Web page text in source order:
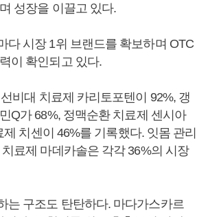
성장을 이끌고 있다.
다 시장 1위 브랜드를 확보하며 OTC
이 확인되고 있다.
비대 치료제 카리토포텐이 92%, 갱
Q가 68%, 정맥순환 치료제 센시아
제 치센이 46%를 기록했다. 잇몸 관리
료제 마데카솔은 각각 36%의 시장
는 구조도 탄탄하다. 마다가스카르